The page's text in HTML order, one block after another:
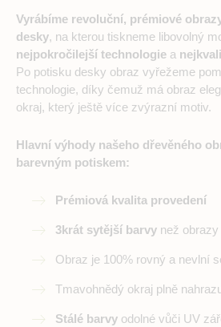
Vyrábíme revoluční, prémiové
desky, na kterou tiskneme libovolný
nejpokročilejší technologie a
Po potisku desky obraz vyřežeme
technologie, díky čemuž má obraz
okraj, který ještě více zvýrazní motiv.
Hlavní výhody našeho dřevěného
barevným potiskem:
Prémiová kvalita provedení
3krát sytější barvy než
Obraz je 100% rovný a nevlní
Tmavohnědý okraj plně
Stálé barvy odolné vůči UV